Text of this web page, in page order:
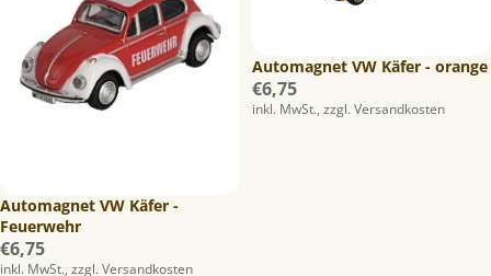
Automagnet VW Käfer -
Feuerwehr
€6,75
inkl. MwSt., zzgl. Versandkosten
Automagnet VW Käfer - orange
€6,75
inkl. MwSt., zzgl. Versandkosten